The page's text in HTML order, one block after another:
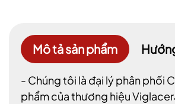
Mô tả sản phẩm
- Chúng tôi là đại lý phân phối
phẩm của thương hiệu